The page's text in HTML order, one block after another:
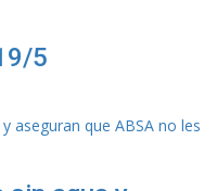
5